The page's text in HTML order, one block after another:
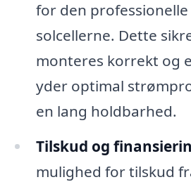
for den
solcellerne. Dette
monteres korrekt og
yder optimal
en lang holdbarhed.
Tilskud og
mulighed for tilskud